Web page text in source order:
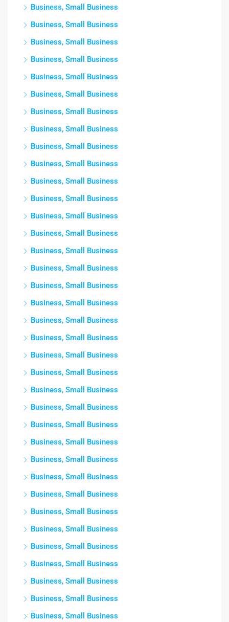
Business, Small Business
Business, Small Business
Business, Small Business
Business, Small Business
Business, Small Business
Business, Small Business
Business, Small Business
Business, Small Business
Business, Small Business
Business, Small Business
Business, Small Business
Business, Small Business
Business, Small Business
Business, Small Business
Business, Small Business
Business, Small Business
Business, Small Business
Business, Small Business
Business, Small Business
Business, Small Business
Business, Small Business
Business, Small Business
Business, Small Business
Business, Small Business
Business, Small Business
Business, Small Business
Business, Small Business
Business, Small Business
Business, Small Business
Business, Small Business
Business, Small Business
Business, Small Business
Business, Small Business
Business, Small Business
Business, Small Business
Business, Small Business